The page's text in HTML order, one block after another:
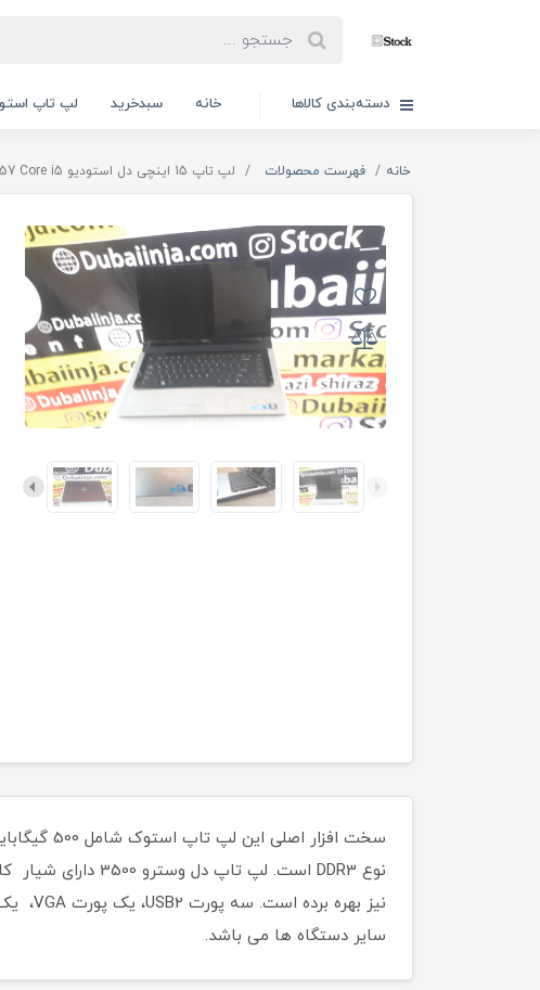
دسته‌بندی کالاها خانه سبدخرید لپ تاپ
خانه فهرست محصولات لپ تاپ 15 اینچی دل استودیو Dell Studio 1557 Core i5
سایر دستگاه ها می باشد.